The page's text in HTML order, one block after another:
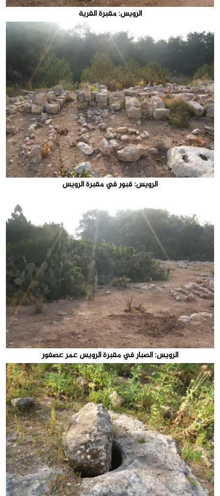
الرويس: مقبرة القرية
الرويس: قبور في مقبرة الرويس
الرويس: الصبار في مقبرة الرويس عمر عصفور